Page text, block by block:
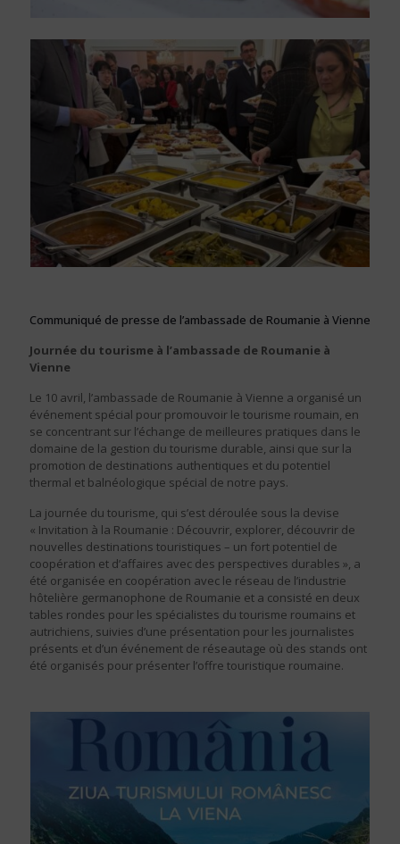
Communiqué de presse de l’ambassade de Roumanie à Vienne
Journée du tourisme à l’ambassade de Roumanie à
Vienne
Le 10 avril, l’ambassade de Roumanie à Vienne a organisé un
événement spécial pour promouvoir le tourisme roumain, en
se concentrant sur l’échange de meilleures pratiques dans le
domaine de la gestion du tourisme durable, ainsi que sur la
promotion de destinations authentiques et du potentiel
thermal et balnéologique spécial de notre pays.
La journée du tourisme, qui s’est déroulée sous la devise
« Invitation à la Roumanie : Découvrir, explorer, découvrir de
nouvelles destinations touristiques – un fort potentiel de
coopération et d’affaires avec des perspectives durables », a
été organisée en coopération avec le réseau de l’industrie
hôtelière germanophone de Roumanie et a consisté en deux
tables rondes pour les spécialistes du tourisme roumains et
autrichiens, suivies d’une présentation pour les journalistes
présents et d’un événement de réseautage où des stands ont
été organisés pour présenter l’offre touristique roumaine.